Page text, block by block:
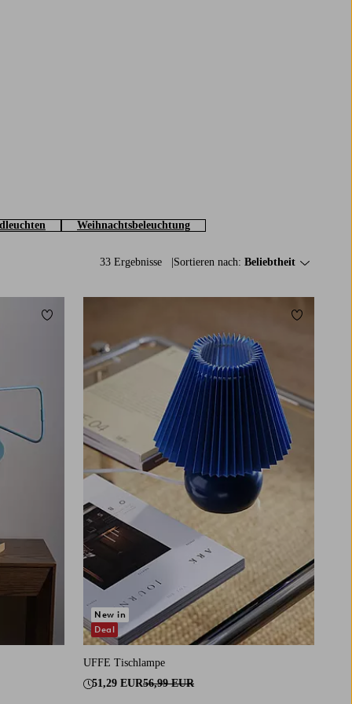
Weihnachtsbeleuchtung
33 Ergebnisse Sortieren nach: Beliebtheit
Zu Favoriten hinzufügen
UFFE Tischlampe
51,29 EUR56,99 EUR
New in
Deal
Zu